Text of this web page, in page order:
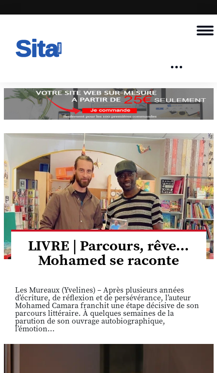
LIVRE | Parcours, rêve...
Mohamed se raconte
Les Mureaux (Yvelines) – Après plusieurs années
d’écriture, de réflexion et de persévérance, l’auteur
Mohamed Camara franchit une étape décisive de son
parcours littéraire. À quelques semaines de la
parution de son ouvrage autobiographique,
l’émotion...